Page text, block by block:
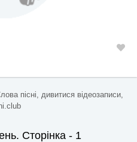
пісні, дивитися відеозаписи,
Сторінка - 1